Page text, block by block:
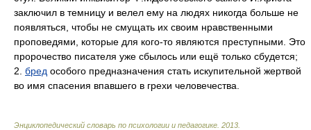
заключил в темницу и велел ему на людях никогда больше не
появляться, чтобы не смущать их своим нравственными
проповедями, которые для кого-то являются преступными. Это
пророчество писателя уже сбылось или ещё только сбудется;
2. бред особого предназначения стать искупительной жертвой
во имя спасения впавшего в грехи человечества.
Энциклопедический словарь по психологии и педагогике 2013